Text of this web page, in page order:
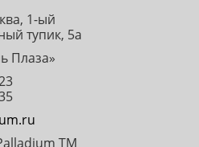
1-ый
тупик, 5а
Плаза»
TM